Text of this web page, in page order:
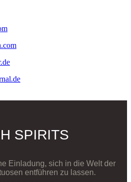
SPIRITS
Einladung, sich in die Welt der
entführen zu lassen.